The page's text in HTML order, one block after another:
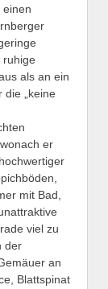
einen
ruhige
als an ein
„keine
er
mit Bad,
viel zu
der
an
Blattspinat